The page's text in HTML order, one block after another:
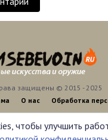
защищены © 2015 - 2025
О нас Обработка
чтобы улучшить